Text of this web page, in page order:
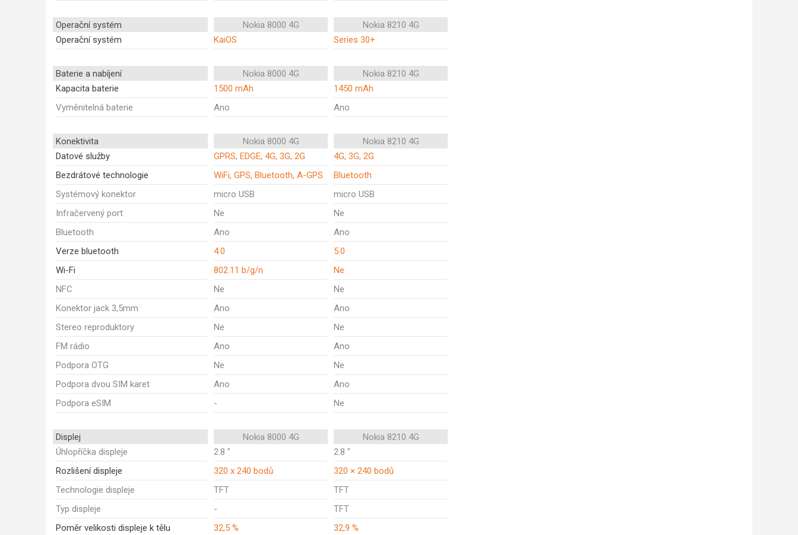
Operační systém Nokia 8000 4G
Nokia 8210 4G
Operační systém
KaiOS Series 30+
Baterie a nabíjení Nokia 8000 4G
Nokia 8210 4G
Kapacita baterie
1500 mAh
1450 mAh
Vyměnitelná baterie
Ano Ano
Konektivita Nokia 8000 4G
Nokia 8210 4G
Datové služby
GPRS, EDGE, 4G, 3G, 2G
4G, 3G, 2G
Bezdrátové technologie
WiFi, GPS, Bluetooth, A-GPS
Bluetooth
Systémový konektor
micro USB
micro USB
Infračervený port
Ne
Ne
Bluetooth
Ano
Ano
Verze bluetooth
4.0
5.0
Wi-Fi
802.11 b/g/n
Ne
NFC
Ne
Ne
Konektor jack 3,5mm
Ano
Ano
Stereo reproduktory
Ne
Ne
FM rádio
Ano
Ano
Podpora OTG
Ne
Ne
Podpora dvou SIM karet
Ano
Ano
Podpora eSIM
- Ne
Displej Nokia 8000 4G
Nokia 8210 4G
Úhlopříčka displeje
2.8 "
2.8 "
Rozlišení displeje
320 x 240 bodů
320 × 240 bodů
Technologie displeje
TFT
TFT
Typ displeje
-
TFT
Poměr velikosti displeje k tělu
32,5 %
32,9 %